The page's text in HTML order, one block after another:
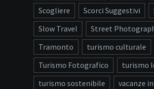
Scogliere
Scorci Suggestivi
Slow Travel
Street
Tramonto
turismo culturale
Turismo Fotografico
turismo
turismo sostenibile
vacanze